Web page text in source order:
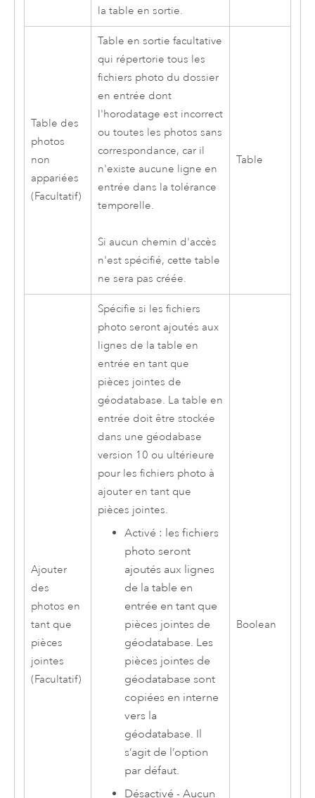
la table en sortie.
Table des
photos
non
appariées
(Facultatif)
Table en sortie facultative
qui répertorie tous les
fichiers photo du dossier
en entrée dont
l'horodatage est incorrect
ou toutes les photos sans
correspondance, car il
n'existe aucune ligne en
entrée dans la tolérance
temporelle.
Si aucun chemin d'accès
n'est spécifié, cette table
ne sera pas créée.
Table
Ajouter
des
photos en
tant que
pièces
jointes
(Facultatif)
Spécifie si les fichiers
photo seront ajoutés aux
lignes de la table en
entrée en tant que
pièces jointes de
géodatabase. La table en
entrée doit être stockée
dans une géodabase
version 10 ou ultérieure
pour les fichiers photo à
ajouter en tant que
pièces jointes.
Activé : les fichiers
photo seront
ajoutés aux lignes
de la table en
entrée en tant que
pièces jointes de
géodatabase. Les
pièces jointes de
géodatabase sont
copiées en interne
vers la
géodatabase. Il
s’agit de l’option
par défaut.
Désactivé - Aucun
Boolean